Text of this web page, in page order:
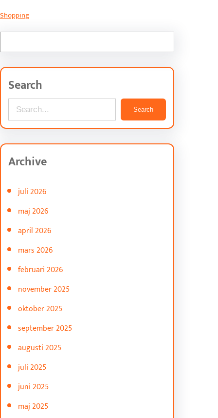
Shopping
Search
e
c
Search
Archive
juli 2026
maj 2026
april 2026
mars 2026
februari 2026
november 2025
oktober 2025
september 2025
augusti 2025
juli 2025
juni 2025
maj 2025